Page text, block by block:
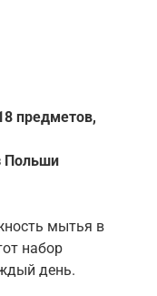
предметов,
Польши
мытья в
набор
день.